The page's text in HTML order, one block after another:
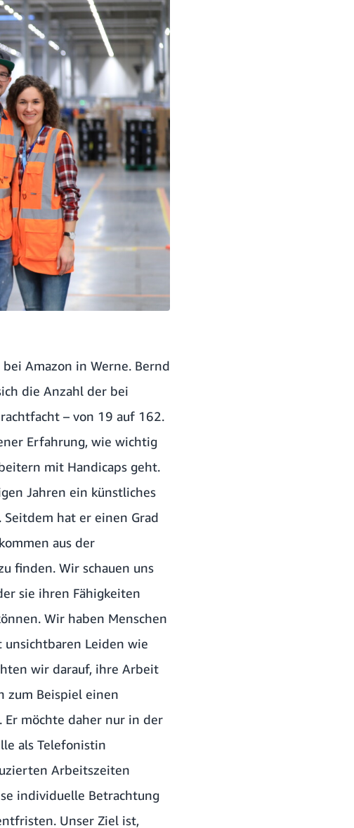
Amazon in Werne. Bernd
die Anzahl der bei
– von 19 auf 162.
Erfahrung, wie wichtig
mit Handicaps geht.
Jahren ein künstliches
hat er einen Grad
aus der
finden. Wir schauen uns
sie ihren Fähigkeiten
Wir haben Menschen
Leiden wie
wir darauf, ihre Arbeit
zum Beispiel einen
möchte daher nur in der
als Telefonistin
Arbeitszeiten
individuelle Betrachtung
Unser Ziel ist,